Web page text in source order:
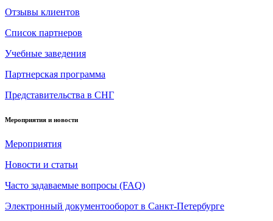
Отзывы клиентов
Список партнеров
Учебные заведения
Партнерская программа
Представительства в СНГ
Мероприятия и новости
Мероприятия
Новости и статьи
Часто задаваемые вопросы (FAQ)
Электронный документооборот в Санкт-Петербурге